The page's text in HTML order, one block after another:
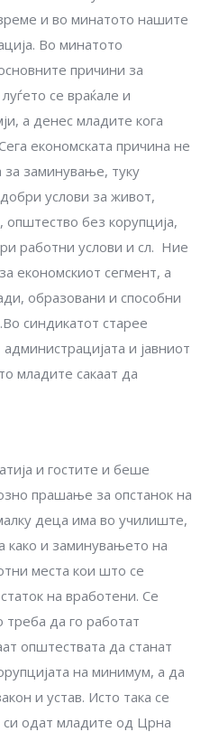
и во минатото нашите
Во минатото
причини за
се враќале и
а денес младите кога
економската причина не
заминување, туку
услови за живот,
без корупција,
работни услови и сл. Ние
економскиот сегмент, а
образовани и способни
синдикатот старее
и јавниот
младите сакаат да
и гостите и беше
прашање за опстанок на
деца има во училиште,
како и заминувањето на
места кои што се
на вработени. Се
да го работат
општествата да станат
на минимум, а да
и устав. Исто така се
одат младите од Црна